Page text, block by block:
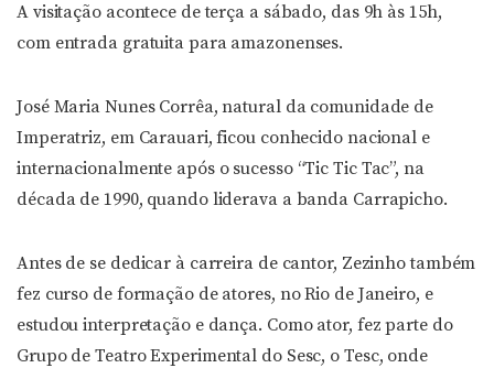
A visitação acontece de terça a sábado, das 9h às 15h,
com entrada gratuita para amazonenses.
José Maria Nunes Corrêa, natural da comunidade de
Imperatriz, em Carauari, ficou conhecido nacional e
internacionalmente após o sucesso “Tic Tic Tac”, na
década de 1990, quando liderava a banda Carrapicho.
Antes de se dedicar à carreira de cantor, Zezinho também
fez curso de formação de atores, no Rio de Janeiro, e
estudou interpretação e dança. Como ator, fez parte do
Grupo de Teatro Experimental do Sesc, o Tesc, onde